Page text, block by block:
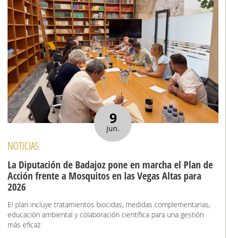
9
jun.
NOTICIAS
La Diputación de Badajoz pone en marcha el Plan de
Acción frente a Mosquitos en las Vegas Altas para
2026
El plan incluye tratamientos biocidas, medidas complementarias,
educación ambiental y colaboración científica para una gestión
más eficaz